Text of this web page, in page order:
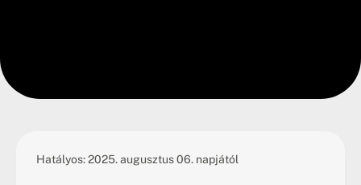
Hatályos: 2025. augusztus 06. napjától